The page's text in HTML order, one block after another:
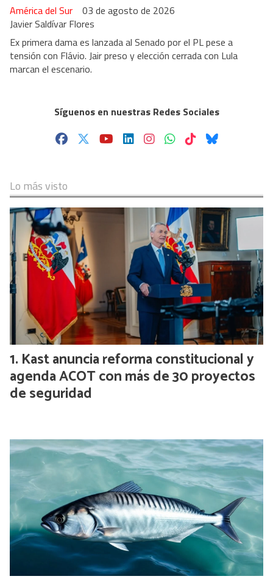
Javier Saldívar Flores
América del Sur 03 de agosto de 2026
Ex primera dama es lanzada al Senado por el PL pese a
tensión con Flávio. Jair preso y elección cerrada con Lula
marcan el escenario.
Síguenos en nuestras Redes Sociales
Lo más visto
Kast anuncia reforma constitucional y
agenda ACOT con más de 30 proyectos
de seguridad